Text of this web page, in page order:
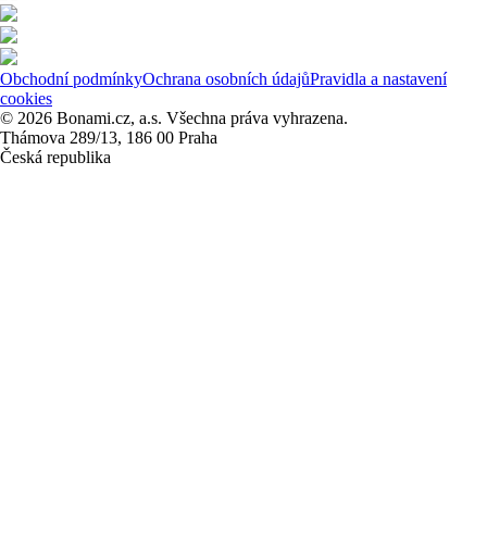
Obchodní podmínkyOchrana osobních údajůPravidla a nastavení
cookies
© 2026 Bonami.cz, a.s. Všechna práva vyhrazena.
Thámova 289/13, 186 00 Praha
Česká republika